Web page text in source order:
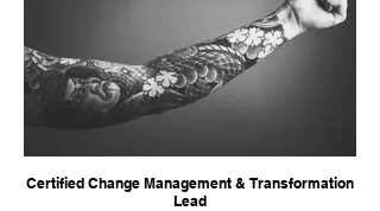
Certified Change Management & Transformation
Lead